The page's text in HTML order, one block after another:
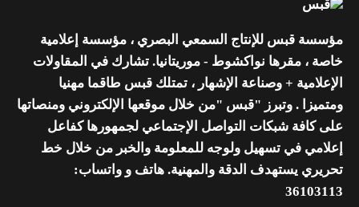
مؤسسة قبس للإنتاج السمعي البصري ، مؤسسة إعلامية
خاصة ، مقرها نواكشوط - موريتانيا. تشارك في المقاولات
الإعلامية + وصناعة الإشهار ، تمتلك قبس طاقما مهنيا
ومتميزا . وتبرز "قبس "من خلال موقعها الإلكتروني ومنصاتها
على كافة شبكات التواصل الإجتماعي لجمهورها كفاعل
إعلامي في تسهيل ولوجه للمعلومة والخبر من خلال خط
تحريري يستهدف الدقة والمهنية. هاتف و واتساب:
36103113